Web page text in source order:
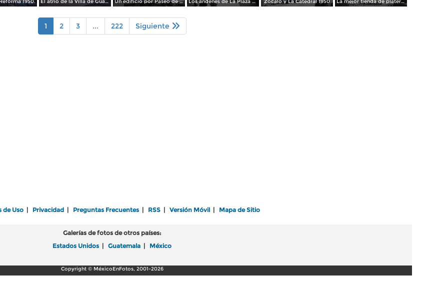
1 2 3 ... 222 Siguiente
de Uso Privacidad Preguntas Frecuentes RSS Versión Móvil Mapa de Sitio
Galerías de fotos de otros países:
Estados Unidos
Guatemala México
Copyright © MéxicoEnFotos, 2001-2026